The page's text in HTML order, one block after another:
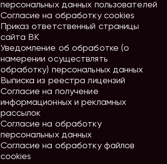
персональных данных пользователей
Согласие на обработку cookies
Приказ ответственный страницы
сайта ВК
Уведомление об обработке (о
намерении осуществлять
обработку) персональных данных
Выписка из реестра лицензий
Согласие на получение
информационных и рекламных
рассылок
Согласие на обработку
персональных данных
Согласие на обработку файлов
cookies